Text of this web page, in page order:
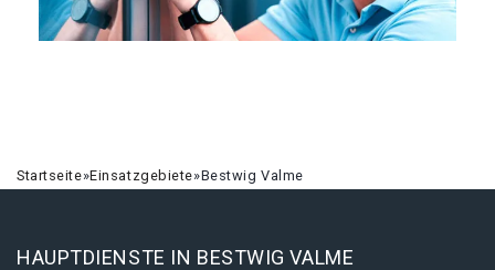
Startseite»Einsatzgebiete»Bestwig Valme
HAUPTDIENSTE IN BESTWIG VALME